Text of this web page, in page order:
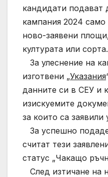
кандидати подават
кампания 2024 само
ново-заявени
културата или сорта.
За улеснение на
изготвени „Указания
данните си в СЕУ и
изискуемите
за които са заявили
За успешно
считат тези
статус „Чакащо
След изтичане на